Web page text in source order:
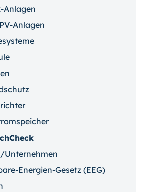
Anlagen
Anlagen
Unternehmen
Energien-Gesetz (EEG)